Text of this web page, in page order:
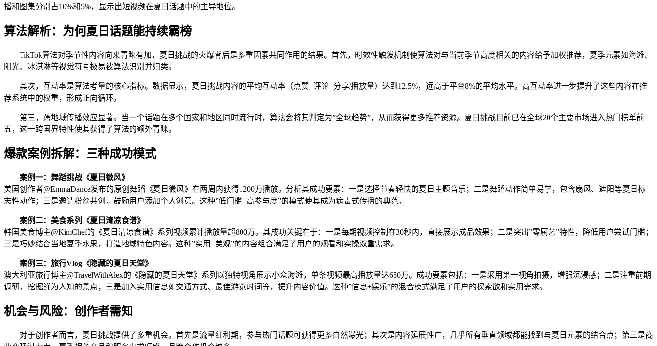
播和图集分别占10%和5%，显示出短视频在夏日话题中的主导地位。
算法解析：为何夏日话题能持续霸榜
TikTok算法对季节性内容向来青睐有加，夏日挑战的火爆背后是多重因素共同作用的结果。首先，时效性触发机制使算法对与当前季节高度相关的内容给予加权推荐，夏季元素如海滩、
阳光、冰淇淋等视觉符号极易被算法识别并归类。
其次，互动率是算法考量的核心指标。数据显示，夏日挑战内容的平均互动率（点赞+评论+分享/播放量）达到12.5%，远高于平台8%的平均水平。高互动率进一步提升了这些内容在推
荐系统中的权重，形成正向循环。
第三，跨地域传播效应显著。当一个话题在多个国家和地区同时流行时，算法会将其判定为”全球趋势”，从而获得更多推荐资源。夏日挑战目前已在全球20个主要市场进入热门榜单前
五，这一跨国界特性使其获得了算法的额外青睐。
爆款案例拆解：三种成功模式
案例一：舞蹈挑战《夏日微风》
美国创作者@EmmaDance发布的原创舞蹈《夏日微风》在两周内获得1200万播放。分析其成功要素：一是选择节奏轻快的夏日主题音乐；二是舞蹈动作简单易学，包含扇风、遮阳等夏日标
志性动作；三是邀请粉丝共创，鼓励用户添加个人创意。这种”低门槛+高参与度”的模式使其成为病毒式传播的典范。
案例二：美食系列《夏日清凉食谱》
韩国美食博主@KimChef的《夏日清凉食谱》系列视频累计播放量超800万。其成功关键在于：一是每期视频控制在30秒内，直接展示成品效果；二是突出”零厨艺”特性，降低用户尝试门槛；
三是巧妙结合当地夏季水果，打造地域特色内容。这种”实用+美观”的内容组合满足了用户的观看和实操双重需求。
案例三：旅行Vlog《隐藏的夏日天堂》
澳大利亚旅行博主@TravelWithAlex的《隐藏的夏日天堂》系列以独特视角展示小众海滩，单条视频最高播放量达650万。成功要素包括：一是采用第一视角拍摄，增强沉浸感；二是注重前期
调研，挖掘鲜为人知的景点；三是加入实用信息如交通方式、最佳游览时间等，提升内容价值。这种”信息+娱乐”的混合模式满足了用户的探索欲和实用需求。
机会与风险：创作者需知
对于创作者而言，夏日挑战提供了多重机会。首先是流量红利期，参与热门话题可获得更多自然曝光；其次是内容延展性广，几乎所有垂直领域都能找到与夏日元素的结合点；第三是商